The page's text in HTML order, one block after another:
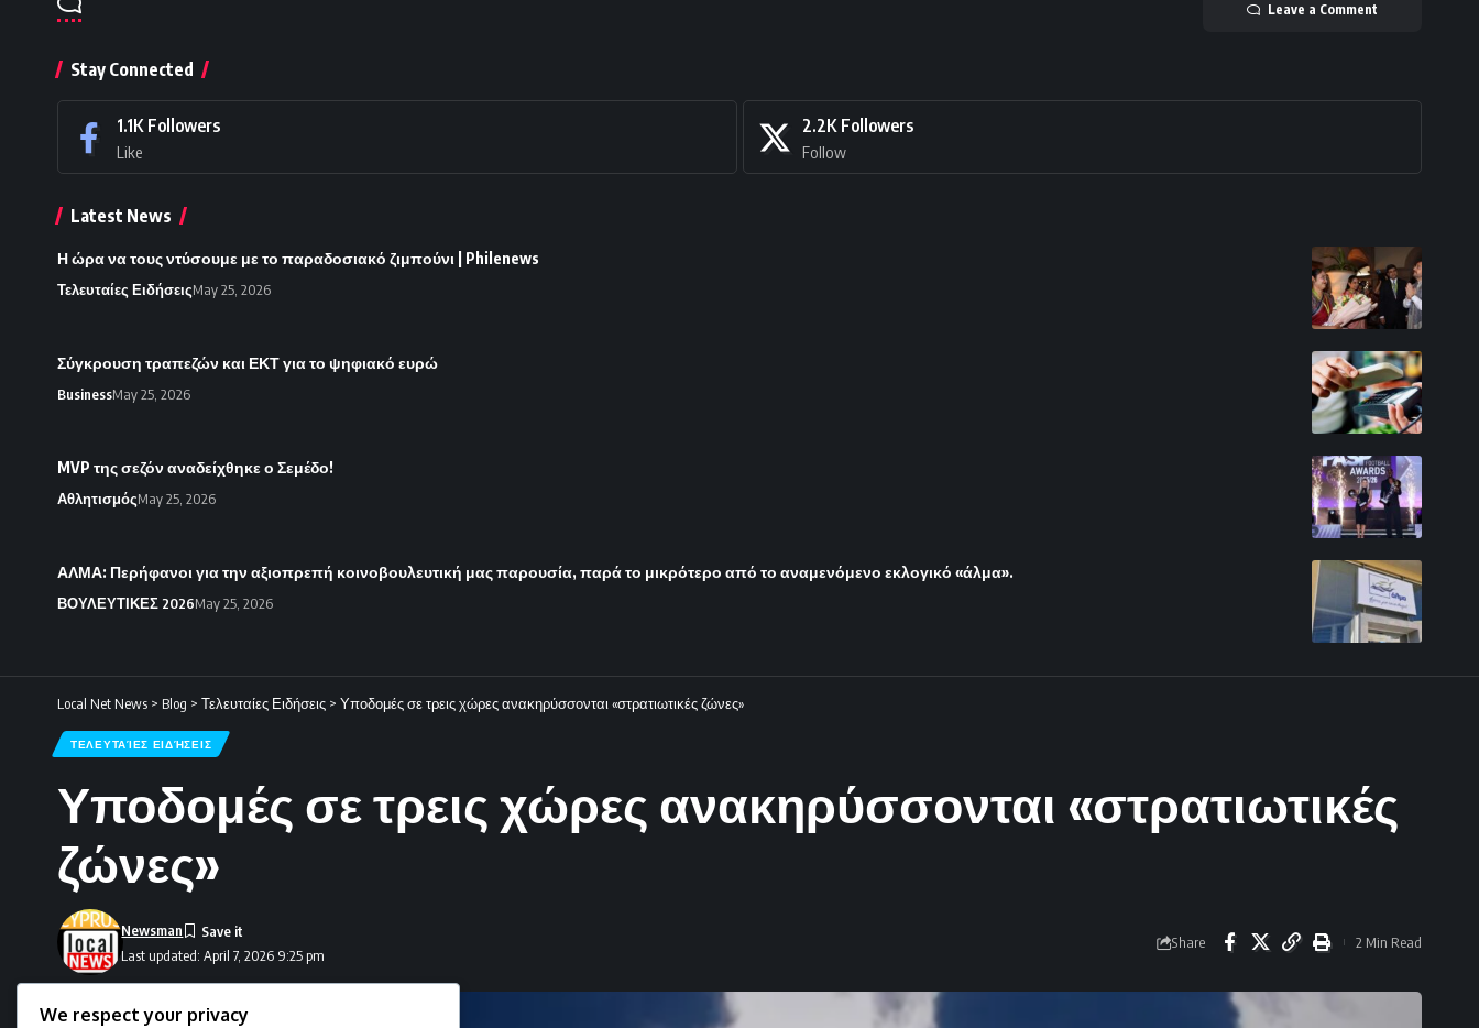
Leave a Comment
Stay Connected
1.1K Followers
Like
2.2K Followers
Follow
Latest News
Η ώρα να τους ντύσουμε με το παραδοσιακό ζιμπούνι | Philenews
Τελευταίες ΕιδήσειςMay 25, 2026
Σύγκρουση τραπεζών και ΕΚΤ για το ψηφιακό ευρώ
BusinessMay 25, 2026
MVP της σεζόν αναδείχθηκε ο Σεμέδο!
ΑθλητισμόςMay 25, 2026
ΑΛΜΑ: Περήφανοι για την αξιοπρεπή κοινοβουλευτική μας παρουσία, παρά το μικρότερο από το αναμενόμενο εκλογικό «άλμα».
ΒΟΥΛΕΥΤΙΚΕΣ 2026May 25, 2026
Local Net News > Blog > Τελευταίες Ειδήσεις > Υποδομές σε τρεις χώρες ανακηρύσσονται «στρατιωτικές ζώνες»
ΤΕΛΕΥΤΑΊΕΣ ΕΙΔΉΣΕΙΣ
Υποδομές σε τρεις χώρες ανακηρύσσονται «στρατιωτικές
ζώνες»
Last updated: April 7, 2026 9:25 pm
Newsman
Share 2 Min Read
We respect your privacy